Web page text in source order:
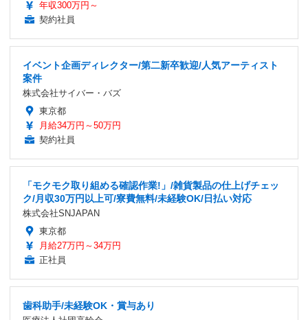
年収300万円～
契約社員
イベント企画ディレクター/第二新卒歓迎/人気アーティスト
案件
株式会社サイバー・バズ
東京都
月給34万円～50万円
契約社員
「モクモク取り組める確認作業!」/雑貨製品の仕上げチェッ
ク/月収30万円以上可/寮費無料/未経験OK/日払い対応
株式会社SNJAPAN
東京都
月給27万円～34万円
正社員
歯科助手/未経験OK・賞与あり